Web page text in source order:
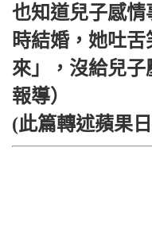
也知道兒子感
時結婚，她吐
來」，沒給兒
報導）
(此篇轉述蘋果